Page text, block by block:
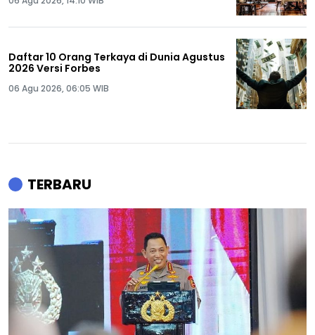
Daftar 10 Orang Terkaya di Dunia Agustus
2026 Versi Forbes
06 Agu 2026, 06:05 WIB
TERBARU